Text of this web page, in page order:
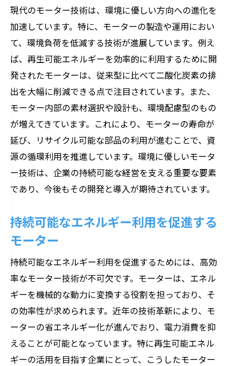
現代のモーター技術は、環境に優しい方向への進化を
加速しています。特に、モーターの製造や運用におい
て、環境負荷を低減する技術が進展しています。例え
ば、再生可能エネルギーを効率的に利用するために開
発されたモーターは、従来型に比べて二酸化炭素の排
出を大幅に削減できる点で注目されています。また、
モーター内部の素材選択や設計も、環境配慮型のもの
が増えてきています。これにより、モーターの寿命が
延び、リサイクル可能な部品の利用が進むことで、資
源の循環利用を推進しています。環境に優しいモータ
ー技術は、企業の持続可能な経営を支える重要な要素
であり、今後もその開発と導入が期待されています。
持続可能なエネルギー利用を促進する
モーター
持続可能なエネルギー利用を促進するためには、高効
率なモーター技術が不可欠です。モーターは、エネル
ギーを機械的な動力に変換する役割を担っており、そ
の効率性が求められます。近年の技術革新により、モ
ーターの省エネルギー化が進んでおり、電力消費を抑
えることが可能となっています。特に再生可能エネル
ギーの活用を目指す企業にとって、こうしたモーター